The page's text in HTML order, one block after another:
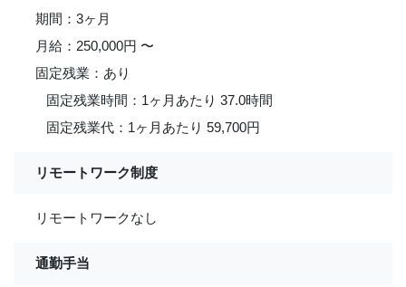
期間：3ヶ月
月給：250,000円 〜
固定残業：あり
固定残業時間：1ヶ月あたり 37.0時間
固定残業代：1ヶ月あたり 59,700円
リモートワーク制度
リモートワークなし
通勤手当